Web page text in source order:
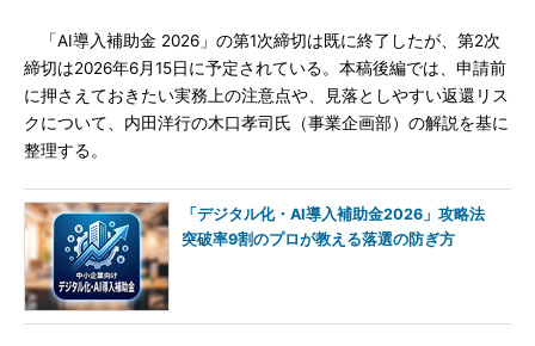
「AI導入補助金 2026」の第1次締切は既に終了したが、第2次
締切は2026年6月15日に予定されている。本稿後編では、申請前
に押さえておきたい実務上の注意点や、見落としやすい返還リス
クについて、内田洋行の木口孝司氏（事業企画部）の解説を基に
整理する。
「デジタル化・AI導入補助金2026」攻略法
突破率9割のプロが教える落選の防ぎ方